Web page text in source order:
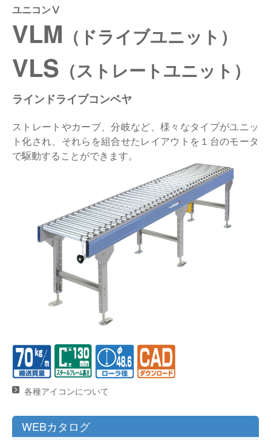
GTPシステム
仕分けシステム
ピッキングシステム
保管システム
パレタイズ・デパレタイズシステム
バンニング・デバンニングシステム
バーチカル装置（垂直搬送機）
周辺機器
通販
食品
企業理念
会社概要
事業所一覧
オークラグループ
事業紹介
沿革
オークラミュージアム
新着情報
生産終了品
物流用語集
オークラ育英財団
サイトポリシー
ユニコンⅤ
VLM （ドライブユニット）
VLS （ストレートユニット）
ラインドライブコンベヤ
ストレートやカーブ、分岐など、様々なタイプがユニッ
ト化され、それらを組合せたレイアウトを１台のモータ
で駆動することができます。
各種アイコンについて
WEBカタログ